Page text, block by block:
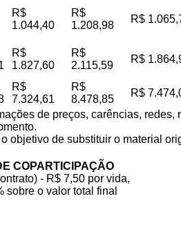
R$
1.044,40
R$
1.208,98
R$
R$
1.827,60
R$
2.115,59
R$
R$
7.324,61
R$
8.478,85
R$
de preços, carências,
objetivo de substituir o material
COPARTICIPAÇÃO
- R$ 7,50 por vida,
sobre o valor total final